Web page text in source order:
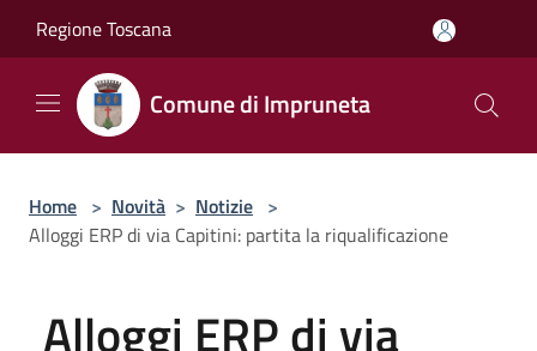
Regione Toscana
Comune di Impruneta
Home > Novità > Notizie >
Alloggi ERP di via Capitini: partita la riqualificazione
Alloggi ERP di via